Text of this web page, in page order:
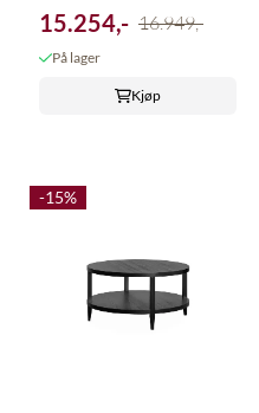
15.254,- 16.949,-
På lager
Kjøp
-15%